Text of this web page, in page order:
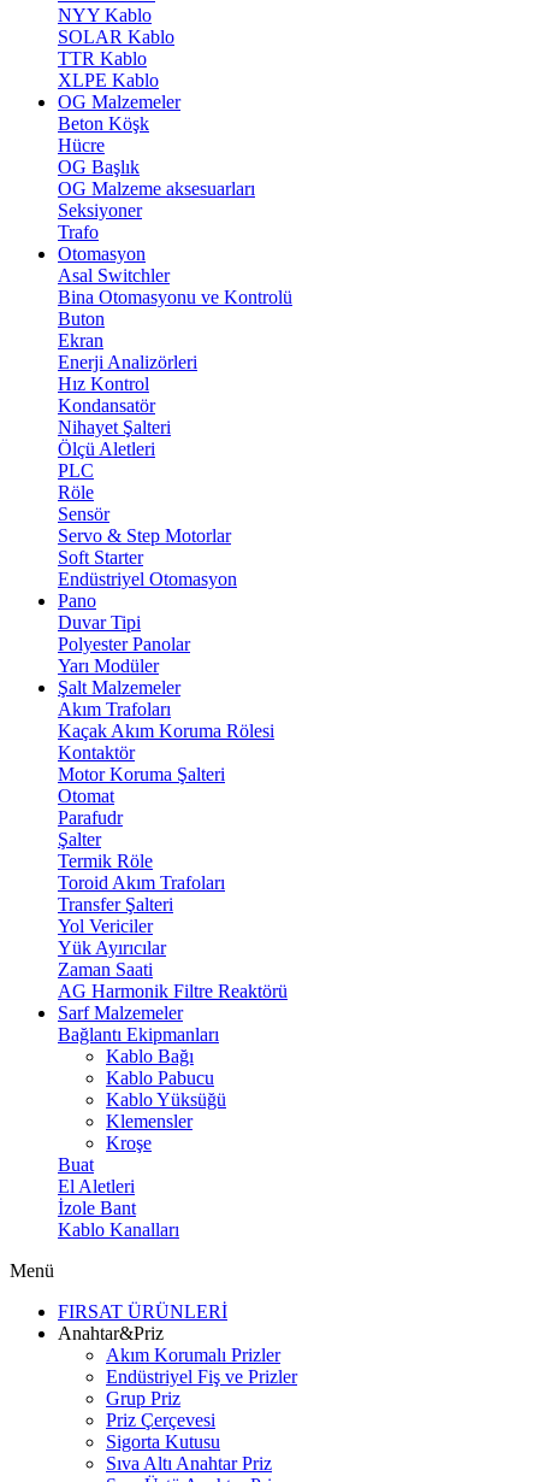
NYY Kablo
SOLAR Kablo
TTR Kablo
XLPE Kablo
OG Malzemeler
Beton Köşk
Hücre
OG Başlık
OG Malzeme aksesuarları
Seksiyoner
Trafo
Otomasyon
Asal Switchler
Bina Otomasyonu ve Kontrolü
Buton
Ekran
Enerji Analizörleri
Hız Kontrol
Kondansatör
Nihayet Şalteri
Ölçü Aletleri
PLC
Röle
Sensör
Servo & Step Motorlar
Soft Starter
Endüstriyel Otomasyon
Pano
Duvar Tipi
Polyester Panolar
Yarı Modüler
Şalt Malzemeler
Akım Trafoları
Kaçak Akım Koruma Rölesi
Kontaktör
Motor Koruma Şalteri
Otomat
Parafudr
Şalter
Termik Röle
Toroid Akım Trafoları
Transfer Şalteri
Yol Vericiler
Yük Ayırıcılar
Zaman Saati
AG Harmonik Filtre Reaktörü
Sarf Malzemeler
Bağlantı Ekipmanları
Kablo Bağı
Kablo Pabucu
Kablo Yüksüğü
Klemensler
Kroşe
Buat
El Aletleri
İzole Bant
Kablo Kanalları
Menü
FIRSAT ÜRÜNLERİ
Anahtar&Priz
Akım Korumalı Prizler
Endüstriyel Fiş ve Prizler
Grup Priz
Priz Çerçevesi
Sigorta Kutusu
Sıva Altı Anahtar Priz